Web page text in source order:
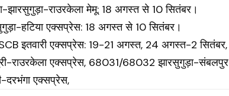
राउरकेला मेमू: 18 अगस्त से 10 सितंबर।
हटिया एक्सप्रेस: 18 अगस्त से 10 सितंबर।
इतवारी एक्सप्रेस: 19-21 अगस्त, 24 अगस्त-2
राउरकेला एक्सप्रेस, 68031/68032 झारसुगुड़ा-
एक्सप्रेस,